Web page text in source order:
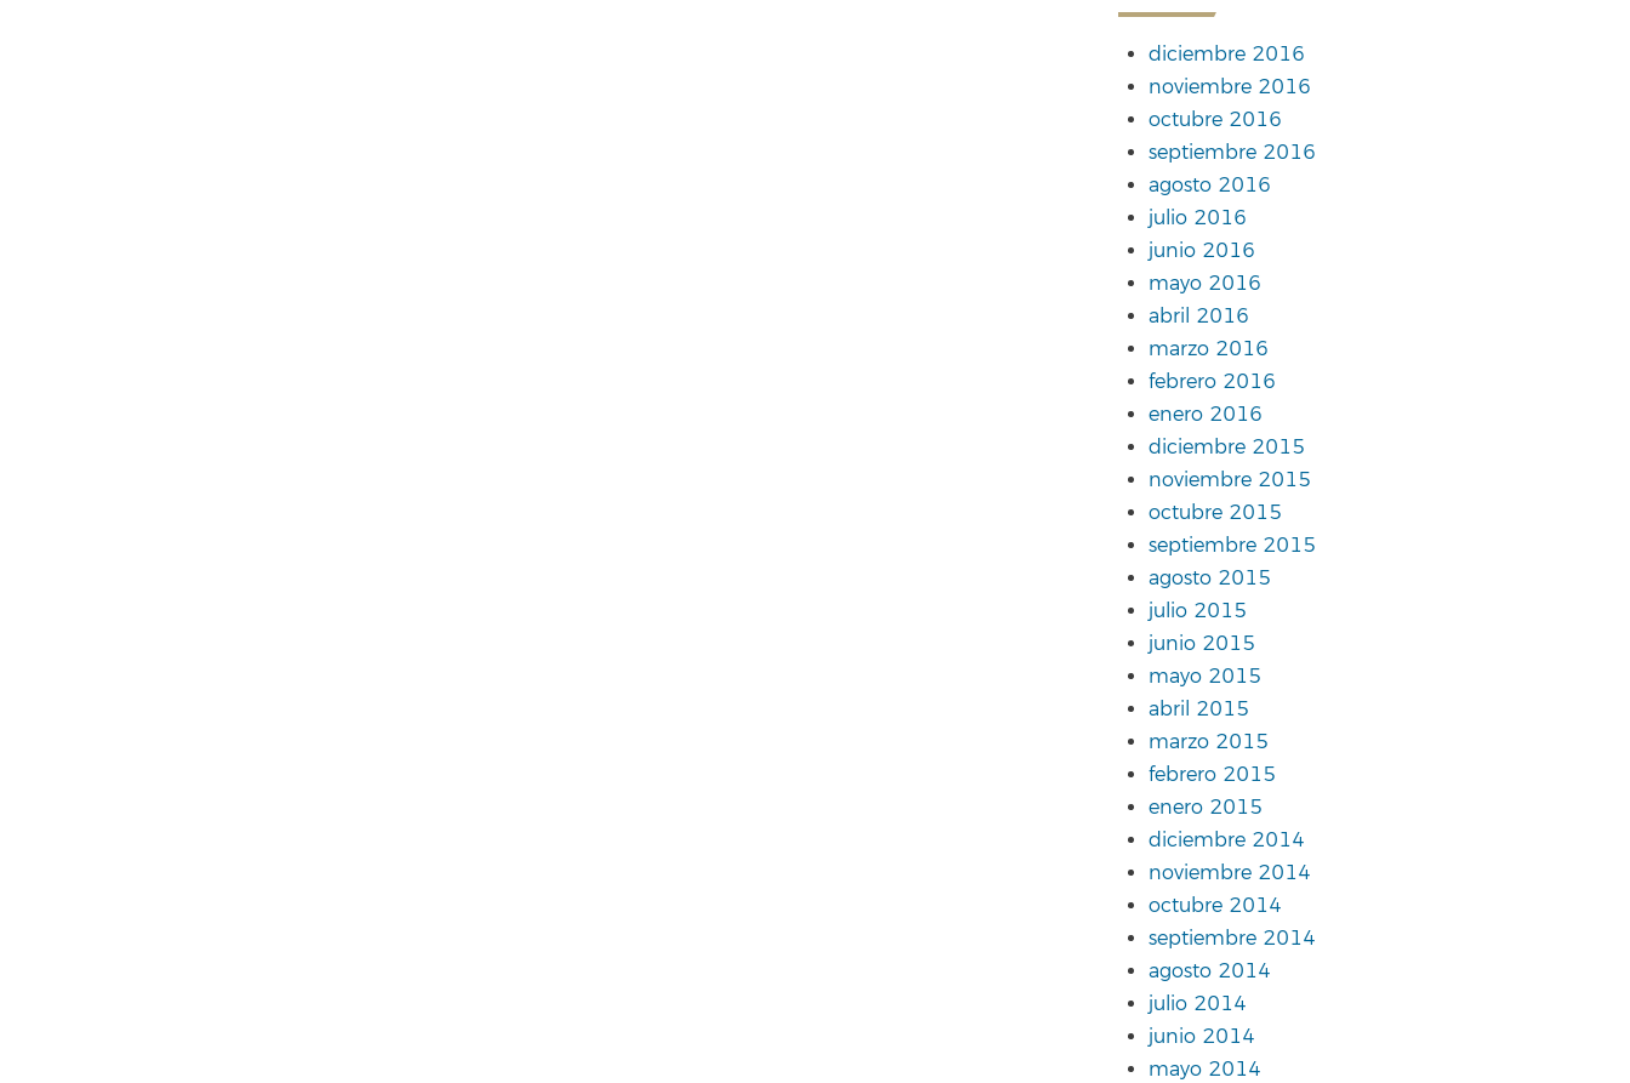
diciembre 2016
noviembre 2016
octubre 2016
septiembre 2016
agosto 2016
julio 2016
junio 2016
mayo 2016
abril 2016
marzo 2016
febrero 2016
enero 2016
diciembre 2015
noviembre 2015
octubre 2015
septiembre 2015
agosto 2015
julio 2015
junio 2015
mayo 2015
abril 2015
marzo 2015
febrero 2015
enero 2015
diciembre 2014
noviembre 2014
octubre 2014
septiembre 2014
agosto 2014
julio 2014
junio 2014
mayo 2014